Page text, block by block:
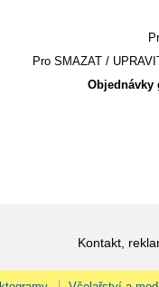
Pro SMAZAT /
Objednávky
Kontakt,